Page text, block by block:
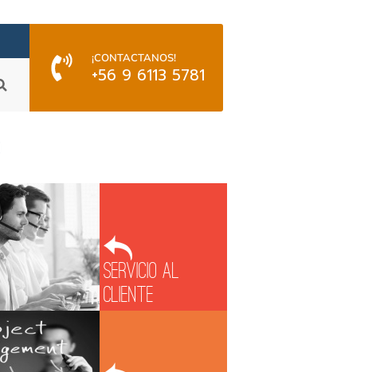
¡CONTACTANOS!
+56 9 6113 5781
Servicio al
Cliente